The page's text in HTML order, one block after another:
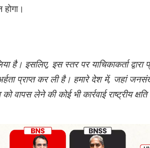
है। इसलिए, इस स्तर पर याचिकाकर्ता द्वारा
प्राप्त कर ली है। हमारे देश में, जहां
को वापस लेने की कोई भी कार्रवाई राष्ट्रीय